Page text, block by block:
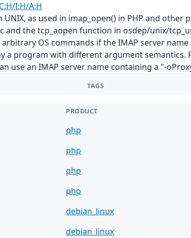
I:H/A:H
as used in imap_open() in PHP and
and the tcp_aopen function in osdep/unix/
OS commands if the IMAP server
a program with different argument semantics.
use an IMAP server name containing a "-
TAGS
PRODUCT
php
php
php
php
debian_linux
debian_linux